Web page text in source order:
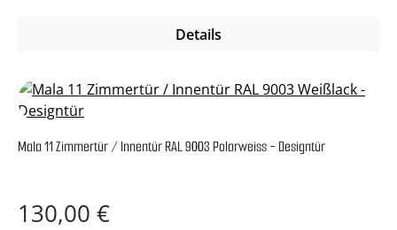
Details
Mala 11 Zimmertür / Innentür RAL 9003 Polarweiss - Designtür
Regulärer Preis:
130,00 €